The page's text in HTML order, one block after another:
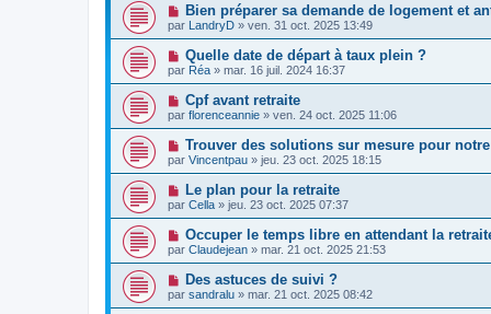
Bien préparer sa demande de logement et
par LandryD » ven. 31 oct. 2025 13:49
Quelle date de départ à taux plein ?
par Réa » mar. 16 juil. 2024 16:37
Cpf avant retraite
par florenceannie » ven. 24 oct. 2025 11:06
Trouver des solutions sur mesure pour
par Vincentpau » jeu. 23 oct. 2025 18:15
Le plan pour la retraite
par Cella » jeu. 23 oct. 2025 07:37
Occuper le temps libre en attendant la
par Claudejean » mar. 21 oct. 2025 21:53
Des astuces de suivi ?
par sandralu » mar. 21 oct. 2025 08:42